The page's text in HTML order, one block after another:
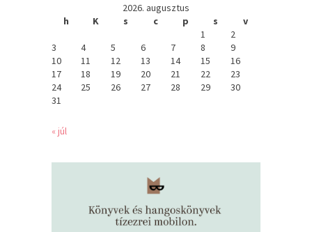
2026. augusztus
h
K s c p s
v
1
2
3
4 5 6 7 8
9
10
11 12 13 14 15
16
17
18 19 20 21 22
23
24
25 26 27 28 29
30
31
« júl